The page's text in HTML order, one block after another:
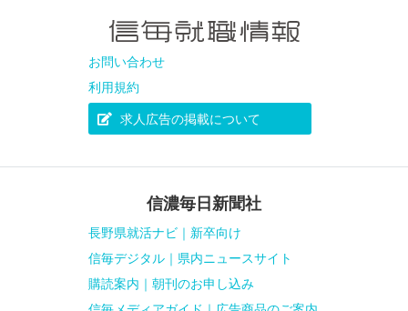
お問い合わせ
利用規約
求人広告の掲載について
信濃毎日新聞社
長野県就活ナビ｜新卒向け
信毎デジタル｜県内ニュースサイト
購読案内｜朝刊のお申し込み